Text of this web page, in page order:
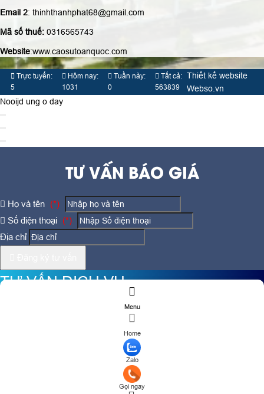
Email 2: thinhthanhphat68@gmail.com
Mã số thuế: 0316565743
Website:www.caosutoanquoc.com
Trực tuyến:
5
Hôm nay:
1031
Tuần này:
0
Tất cả:
563839
Thiết kế website
Webso.vn
Menu
Home
Zalo
Gọi ngay
Nooijd ung o day
TƯ VẤN BÁO GIÁ
Họ và tên (*)
Số điện thoại (*)
Địa chỉ
TƯ VẤN DỊCH VỤ